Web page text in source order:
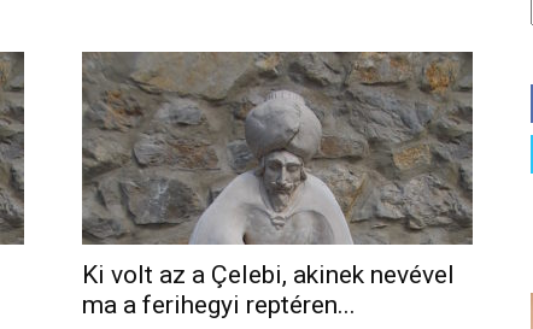
Ki volt az a Çelebi, akinek nevével
ma a ferihegyi reptéren...